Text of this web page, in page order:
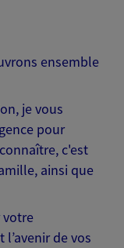
ensemble
je vous
pour
c'est
ainsi que
votre
de vos